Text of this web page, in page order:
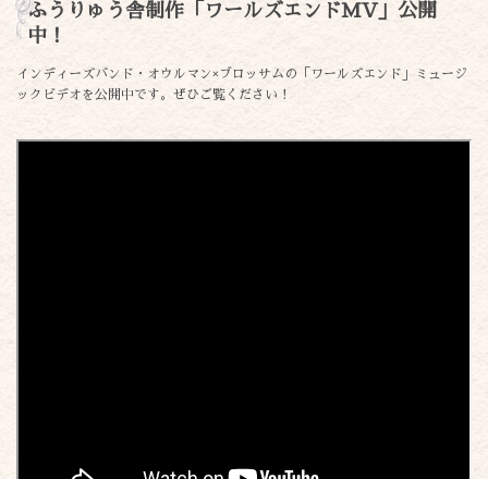
ふうりゅう舎制作「ワールズエンドMV」公開
中！
インディーズバンド・オウルマン×ブロッサムの「ワールズエンド」ミュージ
ックビデオを公開中です。ぜひご覧ください！